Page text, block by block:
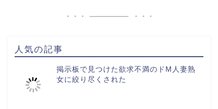
人気の記事
掲示板で見つけた欲求不満のドM人妻熟
女に絞り尽くされた